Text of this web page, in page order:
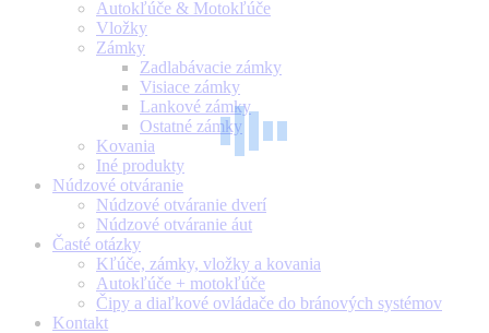
Autokľúče & Motokľúče
Vložky
Zámky
Zadlabávacie zámky
Visiace zámky
Lankové zámky
Ostatné zámky
Kovania
Iné produkty
Núdzové otváranie
Núdzové otváranie dverí
Núdzové otváranie áut
Časté otázky
Kľúče, zámky, vložky a kovania
Autokľúče + motokľúče
Čipy a diaľkové ovládače do bránových systémov
Kontakt